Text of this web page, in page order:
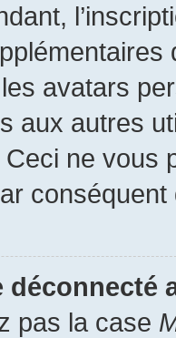
avatars
aux autres
Ceci ne vous
conséquent
déconnecté
pas la case